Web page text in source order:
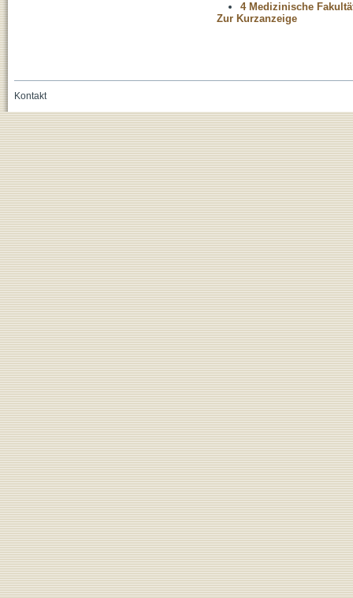
4 Medizinische
Zur Kurzanzeige
Kontakt